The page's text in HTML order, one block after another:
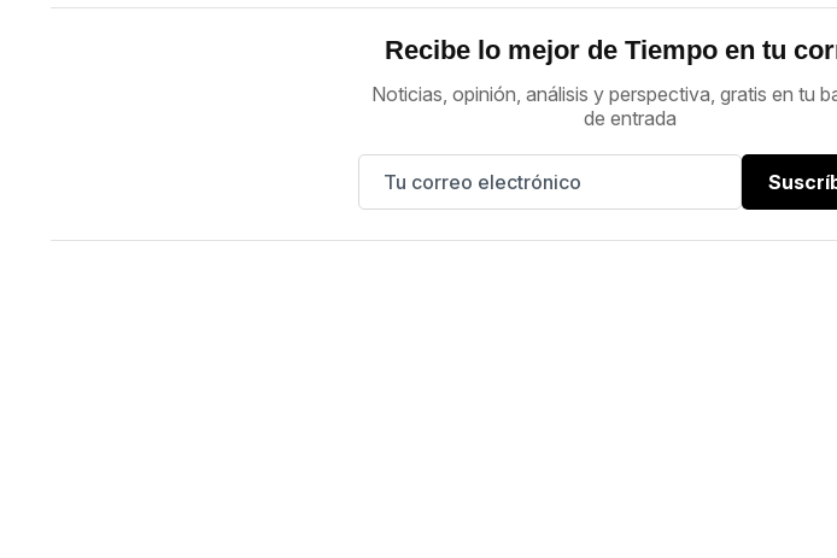
Recibe lo mejor de Tiempo en tu
Noticias, opinión, análisis y perspectiva, gratis en tu
de entrada